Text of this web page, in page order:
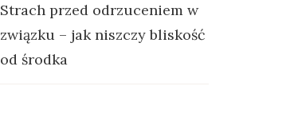
Strach przed odrzuceniem w
związku – jak niszczy bliskość
od środka